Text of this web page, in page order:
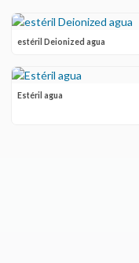
estéril Deionized agua
Estéril agua